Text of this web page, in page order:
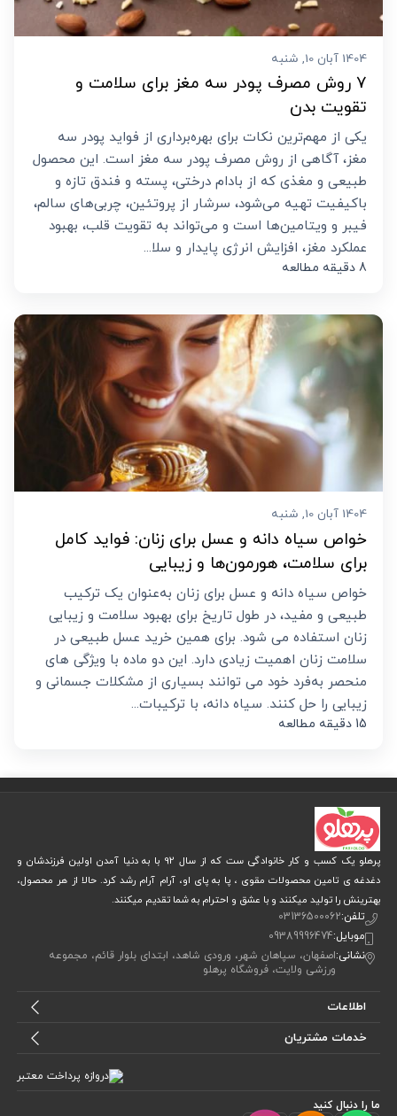
1404 آبان 10, شنبه
7 روش مصرف پودر سه مغز برای سلامت و
تقویت بدن
یکی از مهم‌ترین نکات برای بهره‌برداری از فواید پودر سه
مغز، آگاهی از روش مصرف پودر سه مغز است. این محصول
طبیعی و مغذی که از بادام درختی، پسته و فندق تازه و
باکیفیت تهیه می‌شود، سرشار از پروتئین، چربی‌های سالم،
فیبر و ویتامین‌ها است و می‌تواند به تقویت قلب، بهبود
عملکرد مغز، افزایش انرژی پایدار و سلا...
8 دقیقه مطالعه
1404 آبان 10, شنبه
خواص سیاه دانه و عسل برای زنان: فواید کامل
برای سلامت، هورمون‌ها و زیبایی
خواص سیاه دانه و عسل برای زنان به‌عنوان یک ترکیب
طبیعی و مفید، در طول تاریخ برای بهبود سلامت و زیبایی
زنان استفاده می شود. برای همین خرید عسل طبیعی در
سلامت زنان اهمیت زیادی دارد. این دو ماده با ویژگی‌ های
منحصر به‌فرد خود می‌ توانند بسیاری از مشکلات جسمانی و
زیبایی را حل کنند. سیاه دانه، با ترکیبات...
15 دقیقه مطالعه
پرهلو یک کسب و کار خانوادگی ست که از سال 92 با به دنیا آمدن اولین فرزندشان و
دغدغه ی تامین محصولات مقوی ، پا به پای او، آرام آرام رشد کرد. حالا از هر محصول،
بهترینش را تولید میکنند و با عشق و احترام به شما تقدیم میکنند.
تلفن:03136500062
موبایل:09389996474
نشانی:اصفهان، سپاهان شهر، ورودی شاهد، ابتدای بلوار قائم، مجموعه
ورزشی ولایت، فروشگاه پرهلو
اطلاعات
خدمات مشتریان
ما را دنبال کنید